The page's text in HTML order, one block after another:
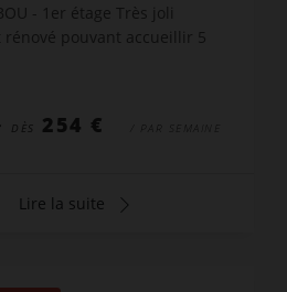
- 1er étage Très joli
pouvant accueillir 5
DÈS 254 € / PAR SEMAINE
Lire la suite